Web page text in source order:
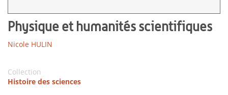
Physique et humanités scientifiques
Nicole HULIN
Collection
Histoire des sciences